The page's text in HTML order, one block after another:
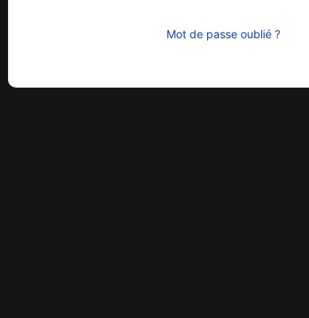
Mot de passe oublié ?